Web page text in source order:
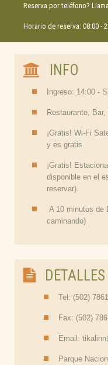
Reserva por teléfono?
Horario de reserva: 08:00 -
INFO
Ingreso: 14:00 -
Restaurante,
¡Gratis! Wi-Fi
y es gratis.
¡Gratis!
disponible en el
reservar).
A 10 minutos
caminando)
Tel: (502)
Fax: (502)
Email:
Parque